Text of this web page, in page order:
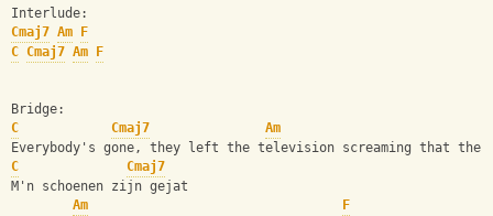
Interlude:
Cmaj7 Am
F
C Cmaj7 Am F
Bridge:
C
Cmaj7
Am
Everybody's gone, they left the television screaming that the
C
Cmaj7
M'n schoenen zijn gejat
Am
F